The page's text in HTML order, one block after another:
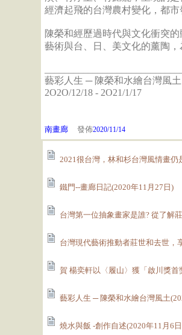
經濟起飛的台灣農村變化，都
陳榮和經歷過時代與文化衝突
藝術與台、日、美文化的薰陶
藝彩人生 ─ 陳榮和水繪台灣風土
2O2O/12/18 - 2O21/1/17
南畫廊 發佈2020/11/14
2021很台灣，林和杉台灣風情畫仍
鐵門--畫廊日記(2020年11月27日)
台灣第一位抽象畫家是誰? 從了解
台灣現代藝術推動者莊世和去世，
賀 楊奕軒以〈履山〉獲「啟川獎
藝彩人生 ─ 陳榮和水繪台灣風土
燒水與飯 -創作自述(2020年11月6